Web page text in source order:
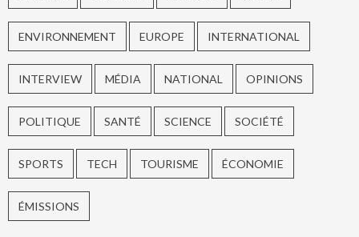
ENVIRONNEMENT EUROPE INTERNATIONAL
INTERVIEW MÉDIA NATIONAL OPINIONS
POLITIQUE SANTÉ SCIENCE SOCIÉTÉ
SPORTS TECH TOURISME ÉCONOMIE
ÉMISSIONS